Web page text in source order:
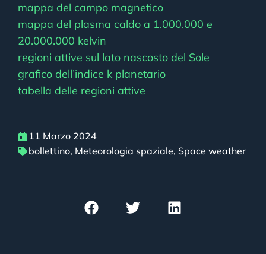
mappa del campo magnetico
mappa del plasma caldo a 1.000.000 e
20.000.000 kelvin
regioni attive sul lato nascosto del Sole
grafico dell’indice k planetario
tabella delle regioni attive
11 Marzo 2024
bollettino, Meteorologia spaziale, Space weather